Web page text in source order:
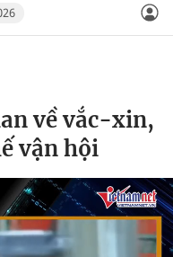
về vắc-xin,
vận hội